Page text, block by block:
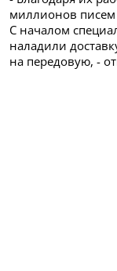
миллионов
С началом
наладили
на передовую, -